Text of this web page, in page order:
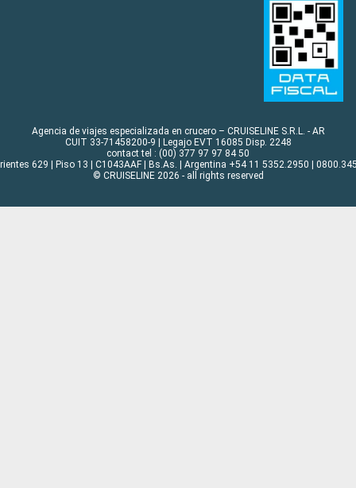
Agencia de viajes especializada en crucero – CRUISELINE S.R.L. - AR
CUIT 33-71458200-9 | Legajo EVT 16085 Disp. 2248
contact tel : (00) 377 97 97 84 50
629 | Piso 13 | C1043AAF | Bs.As. | Argentina +54 11 5352.2950 |
© CRUISELINE 2026 - all rights reserved